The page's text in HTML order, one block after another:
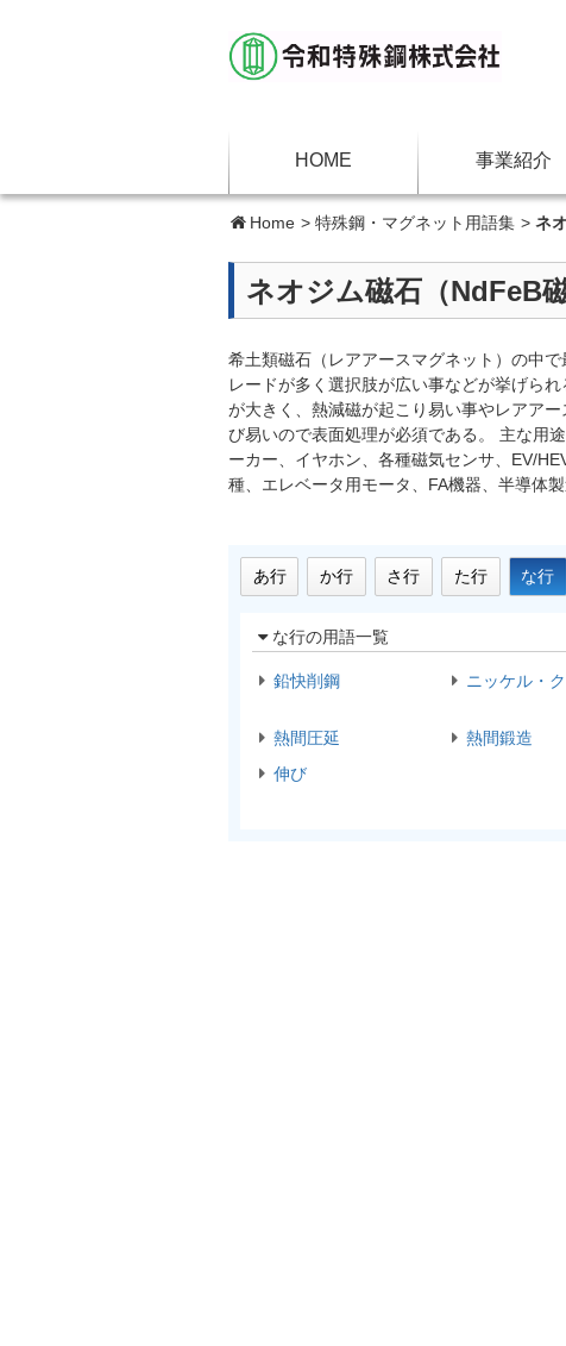
HOME 事業紹介
Home > 特殊鋼・マグネット用語集 > ネ
ネオジム磁石（NdFeB磁
希土類磁石（レアアースマグネット）の中
レードが多く選択肢が広い事などが挙げら
が大きく、熱減磁が起こり易い事やレアア
び易いので表面処理が必須である。 主な用
ーカー、イヤホン、各種磁気センサ、EV/
種、エレベータ用モータ、FA機器、半導体
あ行 か行 さ行 た行 な行
な行の用語一覧
鉛快削鋼 ニッケル・
熱間圧延
熱間鍛造
伸び